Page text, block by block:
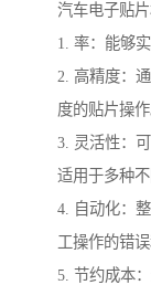
汽车电子贴片
1. 率：能够
2. 高精度：
度的贴片操作
3. 灵活性：
适用于多种
4. 自动化：
工操作的错误
5. 节约成本